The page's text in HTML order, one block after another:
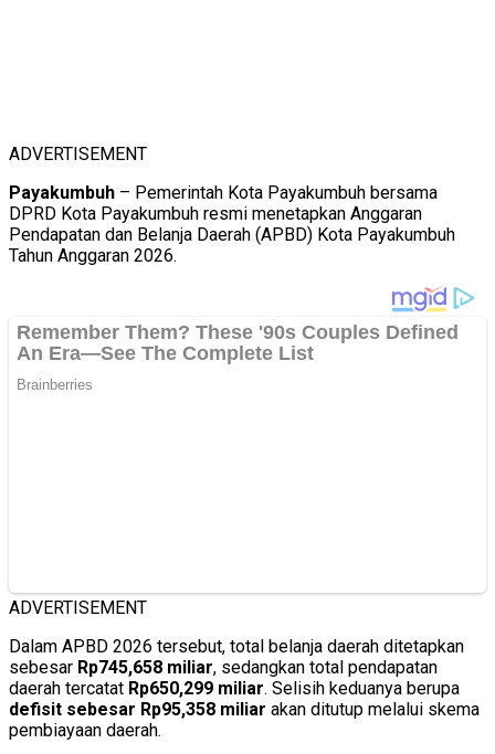
ADVERTISEMENT
Payakumbuh – Pemerintah Kota Payakumbuh bersama
DPRD Kota Payakumbuh resmi menetapkan Anggaran
Pendapatan dan Belanja Daerah (APBD) Kota Payakumbuh
Tahun Anggaran 2026.
ADVERTISEMENT
Dalam APBD 2026 tersebut, total belanja daerah ditetapkan
sebesar Rp745,658 miliar, sedangkan total pendapatan
daerah tercatat Rp650,299 miliar. Selisih keduanya berupa
defisit sebesar Rp95,358 miliar akan ditutup melalui skema
pembiayaan daerah.